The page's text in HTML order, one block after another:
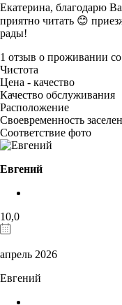
Екатерина, благодарю
приятно читать 😊
рады!
1 отзыв о проживании
Чистота
Цена - качество
Качество обслуживания
Расположение
Своевременность
Соответствие фото
Евгений
10,0
апрель 2026
Евгений